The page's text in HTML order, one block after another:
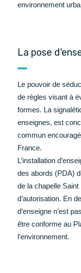
environnement
La pose
Le pouvoir de
de règles visant à
formes. La
enseignes, est
commun
France.
L’installation
des abords (PDA)
de la chapelle
d’autorisation. En
d’enseigne n’est
être conforme au
l’environnement.